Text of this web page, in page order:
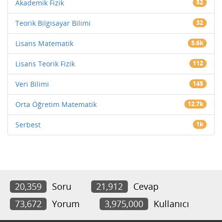
Akademik Fizik 52
Teorik Bilgisayar Bilimi 32
Lisans Matematik 5.6k
Lisans Teorik Fizik 112
Veri Bilimi 145
Orta Öğretim Matematik 12.7k
Serbest 1k
20,359 Soru 21,912
Cevap
73,672
Yorum 3,975,000 Kullanıcı